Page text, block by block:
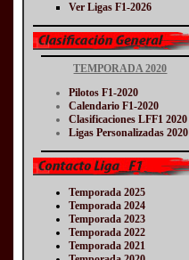
Ver Ligas F1-2026
TEMPORADA 2020
Pilotos F1-2020
Calendario F1-2020
Clasificaciones LFF1 2020
Ligas Personalizadas 2020
Temporada 2025
Temporada 2024
Temporada 2023
Temporada 2022
Temporada 2021